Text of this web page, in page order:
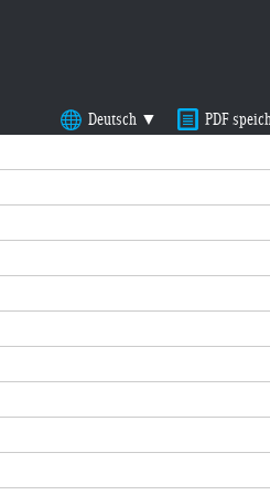
Deutsch ▼ PDF